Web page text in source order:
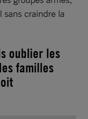
sans craindre la
oublier les
familles